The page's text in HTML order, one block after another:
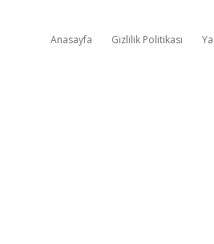
Anasayfa Gizlilik Politikası